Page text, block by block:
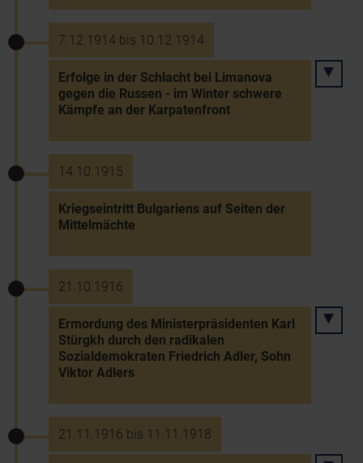
7.12.1914 bis 10.12.1914
Erfolge in der Schlacht bei Limanova
gegen die Russen - im Winter schwere
Kämpfe an der Karpatenfront
14.10.1915
Kriegseintritt Bulgariens auf Seiten der
Mittelmächte
21.10.1916
Ermordung des Ministerpräsidenten Karl
Stürgkh durch den radikalen
Sozialdemokraten Friedrich Adler, Sohn
Viktor Adlers
21.11.1916 bis 11.11.1918